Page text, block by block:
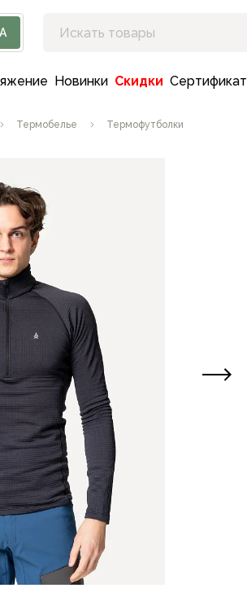
Новинки Скидки Сертификат
Термобелье Термофутболки